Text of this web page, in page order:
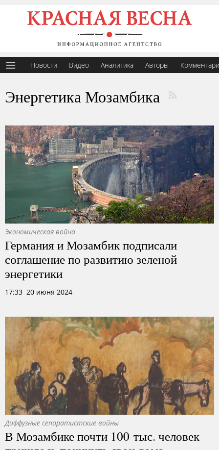
Новости Видео Аналитика Авторы
Энергетика Мозамбика
Экономическая война
Германия и Мозамбик подписали
соглашение по развитию зеленой
энергетики
17:33 20 июня 2024
Диффузные сепаратистские войны
В Мозамбике почти 100 тыс. человек